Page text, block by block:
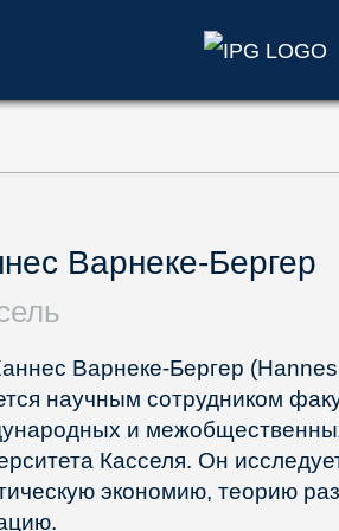
Варнеке-Бергер
Варнеке-Бергер
научным сотрудником
и
Касселя. Он
экономию, теорию